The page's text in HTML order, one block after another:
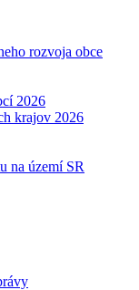
rozvoja obce
2026
krajov 2026
na území SR